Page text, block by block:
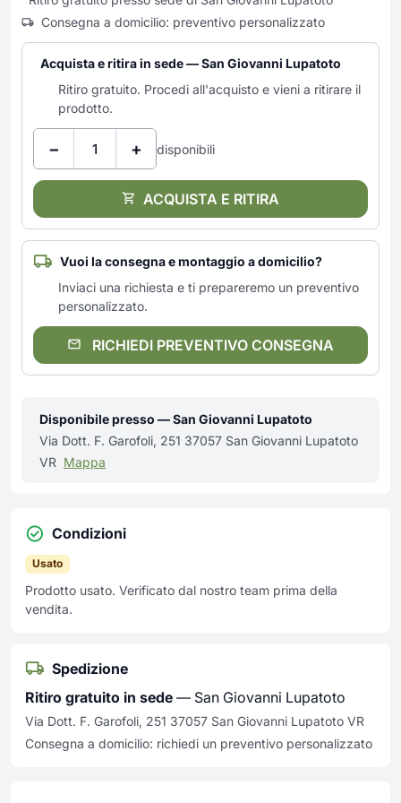
Consegna a domicilio: preventivo personalizzato
Acquista e ritira in sede — San Giovanni Lupatoto
Ritiro gratuito. Procedi all'acquisto e vieni a ritirare il
prodotto.
− + disponibili
ACQUISTA E RITIRA
Vuoi la consegna e montaggio a domicilio?
Inviaci una richiesta e ti prepareremo un preventivo
personalizzato.
RICHIEDI PREVENTIVO CONSEGNA
Disponibile presso — San Giovanni Lupatoto
Via Dott. F. Garofoli, 251 37057 San Giovanni Lupatoto
VR Mappa
Condizioni
Usato
Prodotto usato. Verificato dal nostro team prima della
vendita.
Spedizione
Ritiro gratuito in sede — San Giovanni Lupatoto
Via Dott. F. Garofoli, 251 37057 San Giovanni Lupatoto VR
Consegna a domicilio: richiedi un preventivo personalizzato